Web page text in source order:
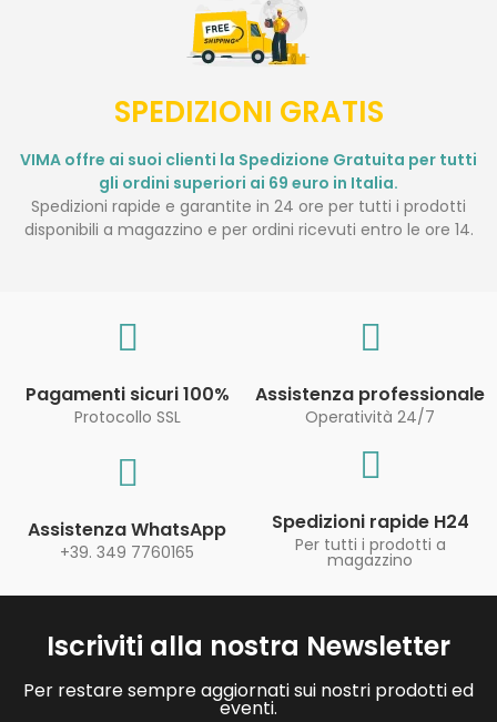
SPEDIZIONI GRATIS
VIMA offre ai suoi clienti la Spedizione Gratuita per tutti
gli ordini superiori ai 69 euro in Italia.
Spedizioni rapide e garantite in 24 ore per tutti i prodotti
disponibili a magazzino e per ordini ricevuti entro le ore 14.
Pagamenti sicuri 100%
Protocollo SSL
Assistenza professionale
Operatività 24/7
Assistenza WhatsApp
+39. 349 7760165
Spedizioni rapide H24
Per tutti i prodotti a
magazzino
Iscriviti alla nostra Newsletter
Per restare sempre aggiornati sui nostri prodotti ed
eventi.